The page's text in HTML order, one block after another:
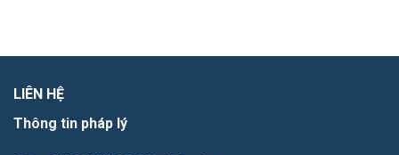
LIÊN HỆ
Thông tin pháp lý